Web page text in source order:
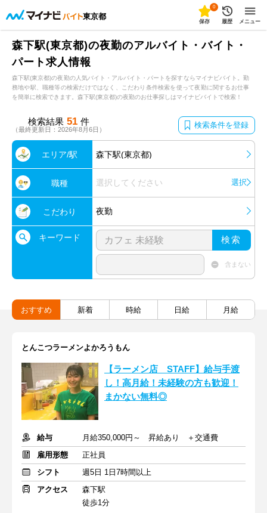
東京都
0
保存 履歴 メニュー
森下駅(東京都)の夜勤のアルバイト・バイト・
パート求人情報
森下駅(東京都)の夜勤の人気バイト・アルバイト・パートを探すならマイナビバイト。勤
務地や駅、職種等の検索だけではなく、こだわり条件検索を使って夜勤に関するお仕事
を簡単に検索できます。森下駅(東京都)の夜勤のお仕事探しはマイナビバイトで検索！
検索結果 51 件
（最終更新日：2026年8月6日） 検索条件を登録
エリア/駅 森下駅(東京都)
職種 選択してください 選択
こだわり 夜勤
キーワード 検索
含まない
おすすめ 新着 時給 日給 月給
とんこつラーメンよかろうもん
【ラーメン店 STAFF】給与手渡
し！高月給！未経験の方も歓迎！
まかない無料◎
給与
月給350,000円～ 昇給あり ＋交通費
雇用形態
正社員
シフト
週5日 1日7時間以上
アクセス
森下駅
徒歩1分